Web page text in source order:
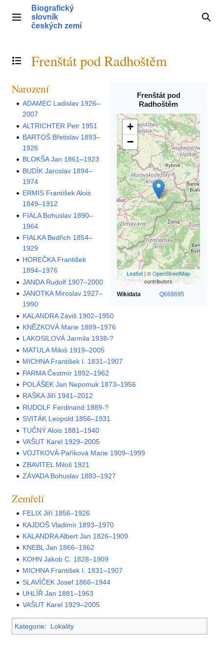
obsahHlavní menu
Biografický
slovník
českých zemí
Přepnout obsah
Frenštát pod Radhoštěm
Frenštát pod
Radhoštěm
+
−
Leaflet | ©OpenStreetMap
contributors
Wikidata Q668695
Narození
ADAMEC Ladislav 1926–
2007
ALTRICHTER Petr 1951
BARTOŠ Břetislav 1893–
1926
BLOKŠA Jan 1861–1923
BUDÍK Jaroslav 1894–
1974
ERMIS František Alois
1849–1912
FIALA Bohuslav 1890–
1964
FIALKA Bedřich 1854–
1929
HOREČKA František
1894–1976
JANDA Rudolf 1907–2000
JANOTKA Miroslav 1927–
1990
KALANDRA Záviš 1902–1950
KNĚZKOVÁ Marie 1889–1976
LAKOSILOVÁ Jarmila 1938-?
MATULA Miloš 1919–2005
MICHNA František I. 1831–1907
PARMA Čestmír 1892–1962
POLÁŠEK Jan Nepomuk 1873–1956
RAŠKA Jiří 1941–2012
RUDOLF Ferdinand 1889-?
SVITÁK Leopold 1856–1931
TUČNÝ Alois 1881–1940
VAŠUT Karel 1929–2005
VOJTKOVÁ-Paříková Marie 1909–1999
ZBAVITEL Miloš 1921
ZÁVADA Bohuslav 1883–1927
Zemřelí
FELIX Jiří 1856–1926
KAJDOŠ Vladimír 1893–1970
KALANDRA Albert Jan 1826–1909
KNEBL Jan 1866–1962
KOHN Jakob C. 1828–1909
MICHNA František I. 1831–1907
SLAVÍČEK Josef 1866–1944
UHLÍŘ Jan 1881–1963
VAŠUT Karel 1929–2005
Kategorie: Lokality